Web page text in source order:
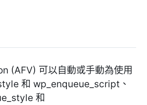
(AFV) 可以自動或手動為使用
和 wp_enqueue_script、
和